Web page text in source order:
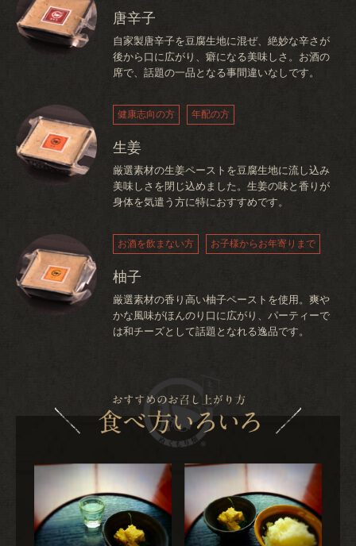
唐辛子
自家製唐辛子を豆腐生地に混ぜ、絶妙な辛さが
後から口に広がり、癖になる美味しさ。お酒の
席で、話題の一品となる事間違いなしです。
健康志向の方 年配の方
生姜
厳選素材の生姜ペーストを豆腐生地に流し込み
美味しさを閉じ込めました。生姜の味と香りが
身体を気遣う方に特におすすめです。
お酒を飲まない方 お子様からお年寄りまで
柚子
厳選素材の香り高い柚子ペーストを使用。爽や
かな風味がほんのり口に広がり、パーティーで
は和チーズとして話題となれる逸品です。